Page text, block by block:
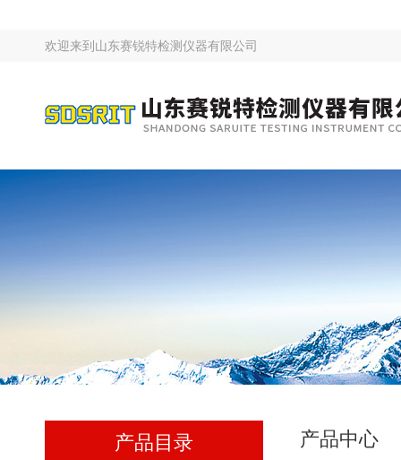
欢迎来到 山东赛锐特检测仪器有限公司
产品目录 产品中心